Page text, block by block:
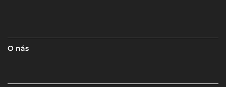
O nás